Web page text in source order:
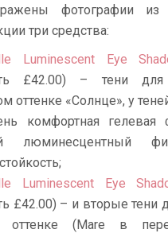
фотографии из
три средства:
Luminescent Eye
£42.00) – тени
оттенке «Солнце», у
комфортная гелевая
люминесцентный
Luminescent Eye
£42.00) – и вторые тени
оттенке (Mare в